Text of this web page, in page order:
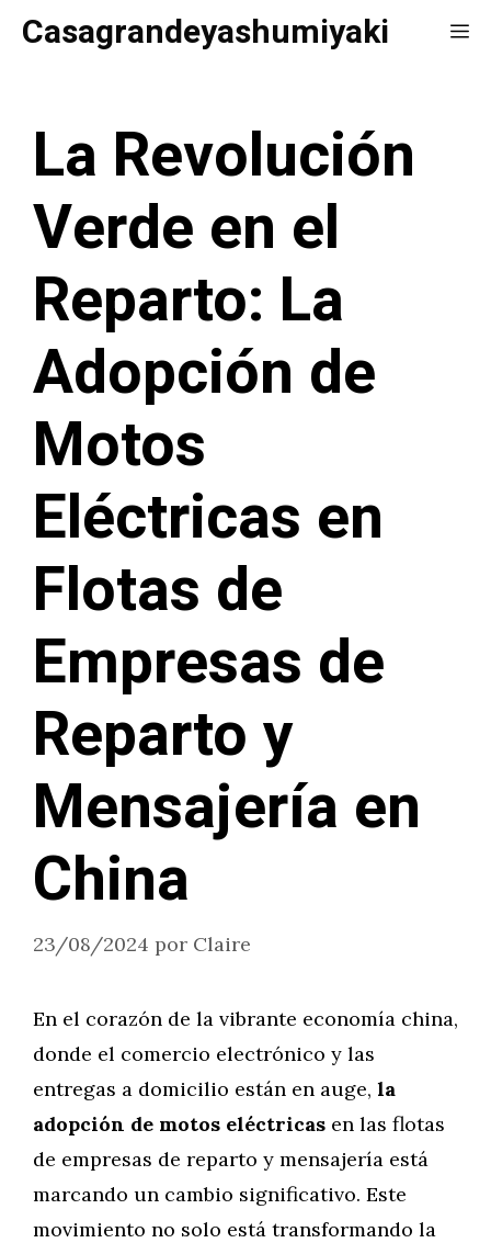
SaltarCasagrandeyashumiyaki
La Revolución
Verde en el
Reparto: La
Adopción de
Motos
Eléctricas en
Flotas de
Empresas de
Reparto y
Mensajería en
China
23/08/2024 por Claire
En el corazón de la vibrante economía china,
donde el comercio electrónico y las
entregas a domicilio están en auge, la
adopción de motos eléctricas en las flotas
de empresas de reparto y mensajería está
marcando un cambio significativo. Este
movimiento no solo está transformando la